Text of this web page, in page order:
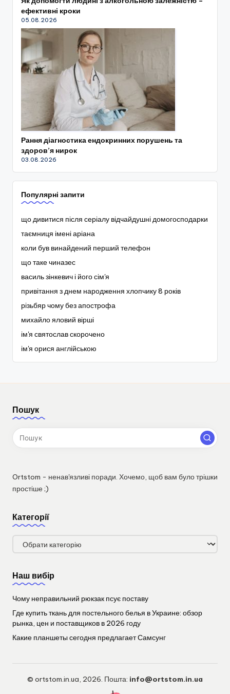
ефективні кроки
05.08.2026
Рання діагностика ендокринних порушень та
здоров’я нирок
03.08.2026
Популярні запити
що дивитися після серіалу відчайдушні домогосподарки
таємниця імені аріана
коли був винайдений перший телефон
що таке чиназес
василь зінкевич і його сім'я
привітання з днем народження хлопчику 8 років
різьбяр чому без апострофа
михайло яловий вірші
ім'я святослав скорочено
ім'я орися англійською
Пошук
Ortstom - ненав'язливі поради. Хочемо, щоб вам було трішки
простіше ;)
Категорії
Категорії
Наш вибір
Чому неправильний рюкзак псує поставу
Где купить ткань для постельного белья в Украине: обзор
рынка, цен и поставщиков в 2026 году
Какие планшеты сегодня предлагает Самсунг
© ortstom.in.ua, 2026. Пошта: info@ortstom.in.ua